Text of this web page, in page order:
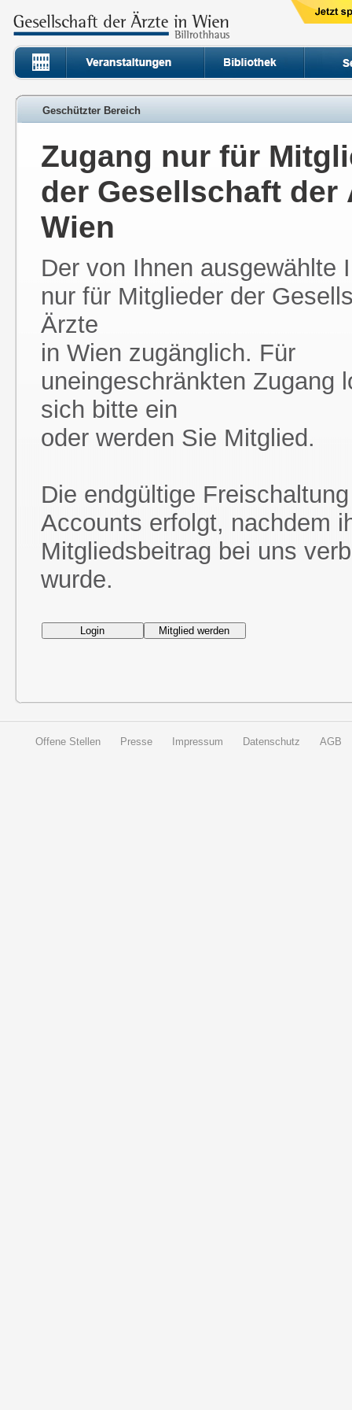
Geschützter Bereich
Zugang nur für
der Gesellschaft der
Wien
Der von Ihnen ausgewählte
nur für Mitglieder der
Ärzte
in Wien zugänglich. Für
uneingeschränkten Zugang
sich bitte ein
oder werden Sie Mitglied.
Die endgültige
Accounts erfolgt, nachdem
Mitgliedsbeitrag bei uns
wurde.
Offene Stellen Presse Impressum Datenschutz AGB